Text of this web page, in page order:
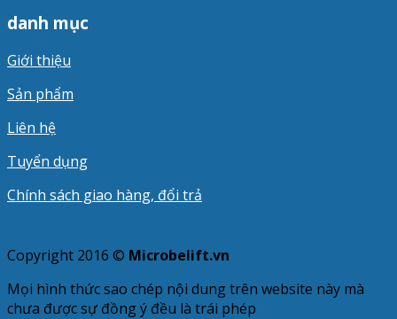
danh mục
Giới thiệu
Sản phẩm
Liên hệ
Tuyển dụng
Chính sách giao hàng, đổi trả
Copyright 2016 © Microbelift.vn
Mọi hình thức sao chép nội dung trên website này mà
chưa được sự đồng ý đều là trái phép